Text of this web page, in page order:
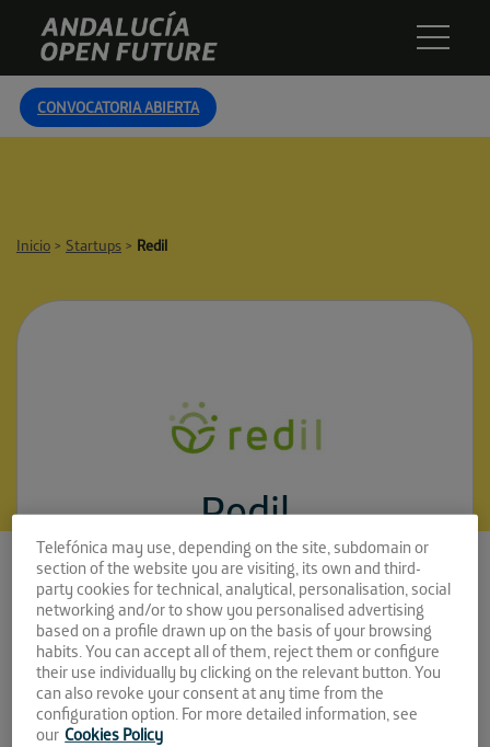
content
Andalucía
Open
Future
CONVOCATORIA ABIERTA
Inicio > Startups > Redil
Redil
Espacio:
EL PATIO
Convocatoria:
Abril 2020
Telefónica may use, depending on the site, subdomain or
section of the website you are visiting, its own and third-
party cookies for technical, analytical, personalisation, social
networking and/or to show you personalised advertising
based on a profile drawn up on the basis of your browsing
habits. You can accept all of them, reject them or configure
their use individually by clicking on the relevant button. You
can also revoke your consent at any time from the
configuration option. For more detailed information, see
our Cookies Policy